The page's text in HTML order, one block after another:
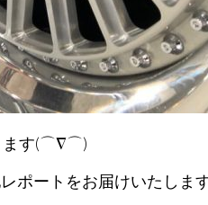
ます(⌒∇⌒)
ポートをお届けいたしま